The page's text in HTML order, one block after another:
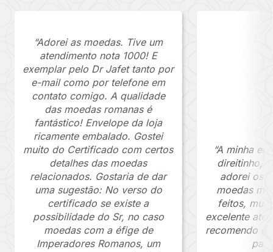
“Adorei as moedas. Tive um
atendimento nota 1000! E
exemplar pelo Dr Jafet tanto por
e-mail como por telefone em
contato comigo. A qualidade
das moedas romanas é
fantástico! Envelope da loja
ricamente embalado. Gostei
muito do Certificado com certos
detalhes das moedas
relacionados. Gostaria de dar
uma sugestão: No verso do
certificado se existe a
possibilidade do Sr, no caso
moedas com a éfige de
Imperadores Romanos, um
“A minha
direitinho,
adorei os
moedas
feitos,
excelente
recomendo o